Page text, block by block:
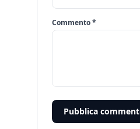
Commento *
Pubblica